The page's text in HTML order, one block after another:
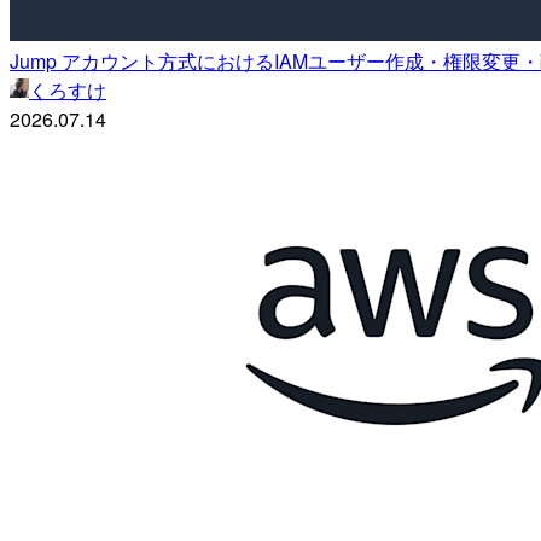
Jump アカウント方式におけるIAMユーザー作成・権限変更
くろすけ
2026.07.14